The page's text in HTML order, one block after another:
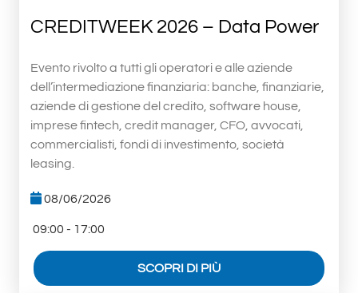
CREDITWEEK 2026 – Data Power
Evento rivolto a tutti gli operatori e alle aziende
dell’intermediazione finanziaria: banche, finanziarie,
aziende di gestione del credito, software house,
imprese fintech, credit manager, CFO, avvocati,
commercialisti, fondi di investimento, società
leasing.
08/06/2026
09:00 - 17:00
SCOPRI DI PIÙ